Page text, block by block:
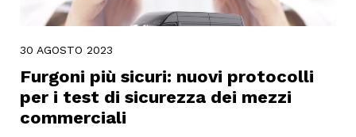
30 AGOSTO 2023
Furgoni più sicuri: nuovi protocolli
per i test di sicurezza dei mezzi
commerciali